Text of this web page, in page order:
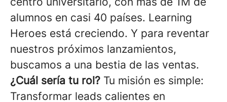
alumnos en casi 40 países. Learning
Heroes está creciendo. Y para reventar
nuestros próximos lanzamientos,
buscamos a una bestia de las ventas.
¿Cuál sería tu rol? Tu misión es simple:
Transformar leads calientes en